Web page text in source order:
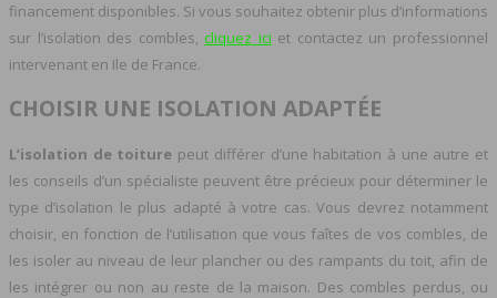
financement disponibles. Si vous souhaitez obtenir plus d’informations
sur l’isolation des combles, cliquez ici et contactez un professionnel
intervenant en Ile de France.
CHOISIR UNE ISOLATION ADAPTÉE
L’isolation de toiture peut différer d’une habitation à une autre et
les conseils d’un spécialiste peuvent être précieux pour déterminer le
type d’isolation le plus adapté à votre cas. Vous devrez notamment
choisir, en fonction de l’utilisation que vous faîtes de vos combles, de
les isoler au niveau de leur plancher ou des rampants du toit, afin de
les intégrer ou non au reste de la maison. Des combles perdus, ou